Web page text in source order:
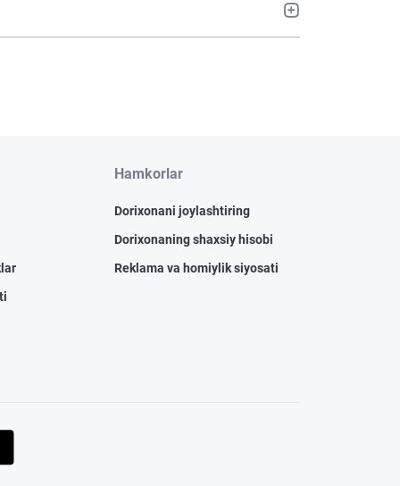
Hamkorlar
Dorixonani joylashtiring
Dorixonaning shaxsiy hisobi
Reklama va homiylik siyosati